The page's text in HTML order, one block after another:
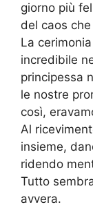
giorno più
del caos
La
incredibile
principessa
le nostre
così,
Al
insieme,
ridendo
Tutto
avvera.